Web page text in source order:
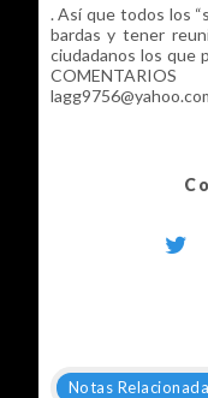
. Así que todos los
bardas y tener
ciudadanos los que
Notas